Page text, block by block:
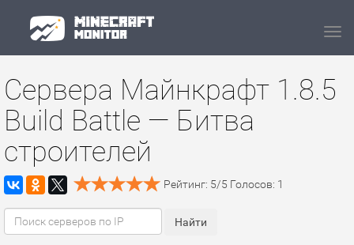
Сервера Майнкрафт 1.8.5
Build Battle — Битва
строителей
Рейтинг: 5/5 Голосов: 1